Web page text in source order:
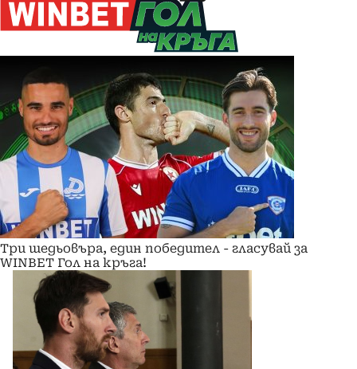
Три шедьовъра, един победител - гласувай за
WINBET Гол на кръга!